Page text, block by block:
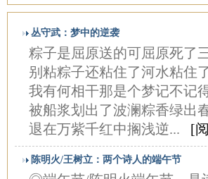
丛守武：梦中的逆袭
粽子是屈原送的可屈原死了
别粘粽子还粘住了河水粘住
我有何相干那是个梦记不记
被船浆划出了波澜粽香绿出
退在万紫千红中搁浅逆... [
陈明火/王树立：两个诗人的端午节